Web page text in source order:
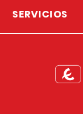
SERVICIOS